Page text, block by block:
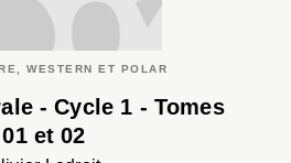
WESTERN ET POLAR
- Cycle 1 - Tomes
01 et 02